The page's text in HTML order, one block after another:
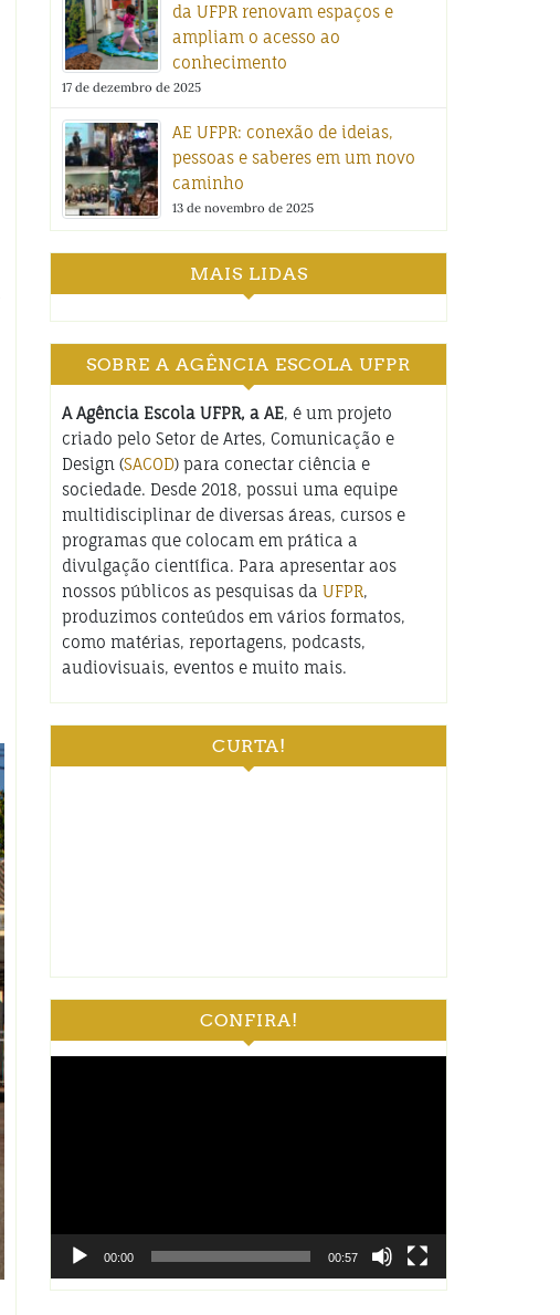
da UFPR renovam espaços e
ampliam o acesso ao
conhecimento
17 de dezembro de 2025
AE UFPR: conexão de ideias,
pessoas e saberes em um novo
caminho
13 de novembro de 2025
MAIS LIDAS
SOBRE A AGÊNCIA ESCOLA UFPR
A Agência Escola UFPR, a AE, é um projeto
criado pelo Setor de Artes, Comunicação e
Design (SACOD) para conectar ciência e
sociedade. Desde 2018, possui uma equipe
multidisciplinar de diversas áreas, cursos e
programas que colocam em prática a
divulgação científica. Para apresentar aos
nossos públicos as pesquisas da UFPR,
produzimos conteúdos em vários formatos,
como matérias, reportagens, podcasts,
audiovisuais, eventos e muito mais.
CURTA!
CONFIRA!
00:00 00:57